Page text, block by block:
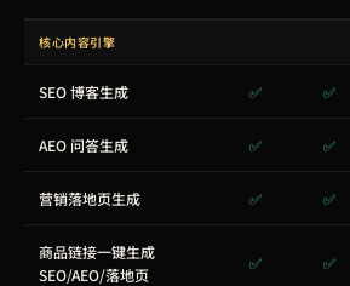
核心内容引擎
SEO 博客生成 ✅ ✅
AEO 问答生成 ✅ ✅
营销落地页生成 ✅ ✅
商品链接一键生成
SEO/AEO/落地页
✅ ✅